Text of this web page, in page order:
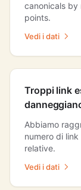
canonicals by
points.
Vedi i dati
Troppi link
Abbiamo
numero di
relative.
Vedi i dati